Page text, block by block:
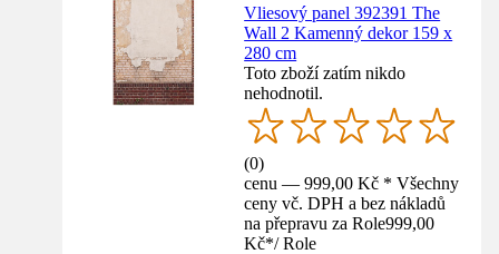
Vliesový panel 392391 The
Wall 2 Kamenný dekor 159 x
280 cm
Toto zboží zatím nikdo
nehodnotil.
(0)
cenu — 999,00 Kč * Všechny
ceny vč. DPH a bez nákladů
na přepravu za Role999,00
Kč*/ Role